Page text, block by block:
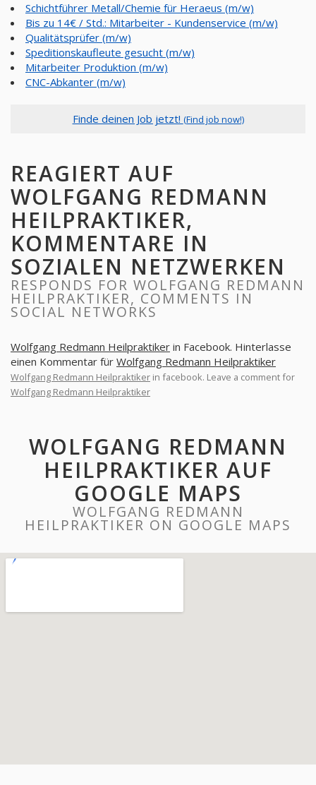
Schichtführer Metall/Chemie für Heraeus (m/w)
Bis zu 14€ / Std.: Mitarbeiter - Kundenservice (m/w)
Qualitätsprüfer (m/w)
Speditionskaufleute gesucht (m/w)
Mitarbeiter Produktion (m/w)
CNC-Abkanter (m/w)
Finde deinen Job jetzt! (Find job now!)
REAGIERT AUF
WOLFGANG REDMANN
HEILPRAKTIKER,
KOMMENTARE IN
SOZIALEN NETZWERKEN
RESPONDS FOR WOLFGANG REDMANN
HEILPRAKTIKER, COMMENTS IN
SOCIAL NETWORKS
Wolfgang Redmann Heilpraktiker in Facebook. Hinterlasse
einen Kommentar für Wolfgang Redmann Heilpraktiker
Wolfgang Redmann Heilpraktiker in facebook. Leave a comment for
Wolfgang Redmann Heilpraktiker
WOLFGANG REDMANN
HEILPRAKTIKER AUF
GOOGLE MAPS
WOLFGANG REDMANN
HEILPRAKTIKER ON GOOGLE MAPS